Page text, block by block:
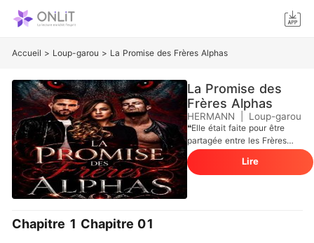
Accueil > Loup-garou > La Promise des Frères Alphas
La Promise des
Frères Alphas
HERMANN Loup-garou
❝Elle était faite pour être
partagée entre les Frères
Alpha.❞ Quand la déesse de
la lune lui accorde un vœu,
Myra en profite pour dresser
Lire
Chapitre 1 Chapitre 01